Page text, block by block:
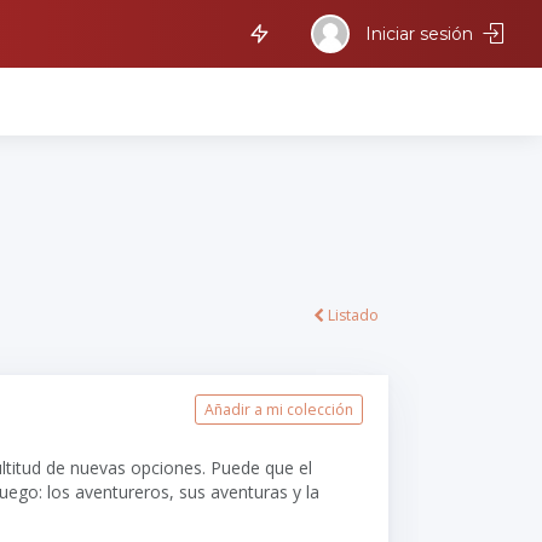
Iniciar sesión
Listado
Añadir a mi colección
de nuevas opciones. Puede que el
los aventureros, sus aventuras y la